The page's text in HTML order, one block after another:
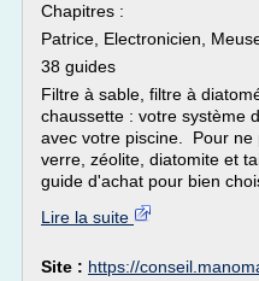
Chapitres :
Patrice, Electronicien,
38 guides
Filtre à sable, filtre à
chaussette : votre système
avec votre piscine. Pour ne
verre, zéolite, diatomite et
guide d'achat pour bien
Lire la suite
Site : https://